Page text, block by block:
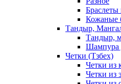
Браслеты
Кожаные
Тандыр,
Тандыр,
Шампура
Четки (Тзбех)
Четки из
Четки из